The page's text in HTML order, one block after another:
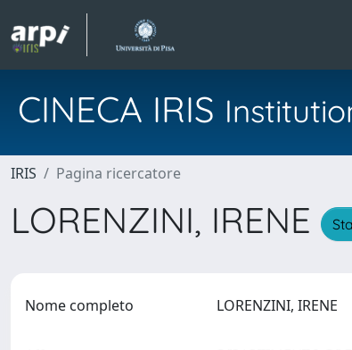
CINECA IRIS
IRIS Pagina ricercatore
LORENZINI, IRENE
Nome completo LORENZINI, IRENE